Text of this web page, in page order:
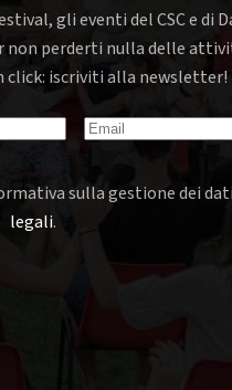
gli eventi del CSC e di
non perderti nulla delle
click: iscriviti alla newsletter!
sulla gestione dei
legali.